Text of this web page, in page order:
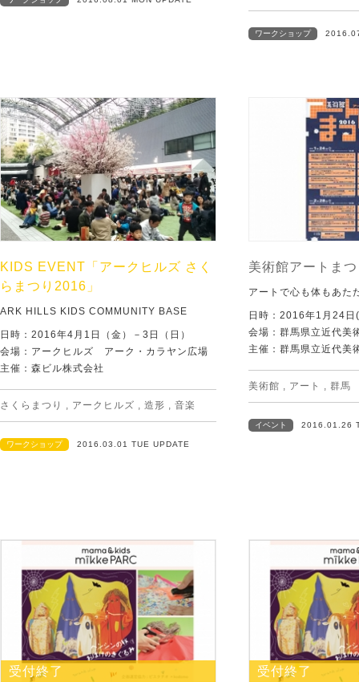
ワークショップ
KIDS EVENT「アークヒルズ さく
らまつり2016」
ARK HILLS KIDS COMMUNITY BASE
日時：2016年4月1日（金）－3日（日）
会場：アークヒルズ アーク・カラヤン広場
主催：森ビル株式会社
さくらまつり , アークヒルズ , 造形 , 音楽
ワークショップ 2016.03.01 TUE UPDATE
美術館アートま
アートで心も体もあた
日時：2016年1月24
会場：群馬県立近代美
主催：群馬県立近代美
美術館 , アート , 群馬
イベント 2016.01.26
受付終了 受付終了